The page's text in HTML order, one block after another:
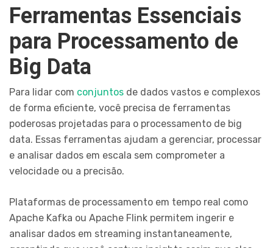
Ferramentas Essenciais
para Processamento de
Big Data
Para lidar com conjuntos de dados vastos e complexos
de forma eficiente, você precisa de ferramentas
poderosas projetadas para o processamento de big
data. Essas ferramentas ajudam a gerenciar, processar
e analisar dados em escala sem comprometer a
velocidade ou a precisão.
Plataformas de processamento em tempo real como
Apache Kafka ou Apache Flink permitem ingerir e
analisar dados em streaming instantaneamente,